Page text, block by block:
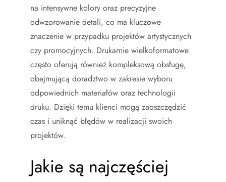
na intensywne kolory oraz precyzyjne
odwzorowanie detali, co ma kluczowe
znaczenie w przypadku projektów artystycznych
czy promocyjnych. Drukarnie wielkoformatowe
często oferują również kompleksową obsługę,
obejmującą doradztwo w zakresie wyboru
odpowiednich materiałów oraz technologii
druku. Dzięki temu klienci mogą zaoszczędzić
czas i uniknąć błędów w realizacji swoich
projektów.
Jakie są najczęściej